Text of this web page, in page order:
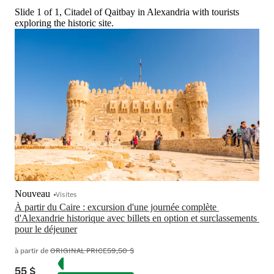
Slide 1 of 1, Citadel of Qaitbay in Alexandria with tourists
exploring the historic site.
À partir du Caire : excursion d'une journée complète
d'Alexandrie historique avec billets en option et surclassements
pour le déjeuner
Nouveau Visites
à partir deORIGINAL PRICE59,50 $
55 $